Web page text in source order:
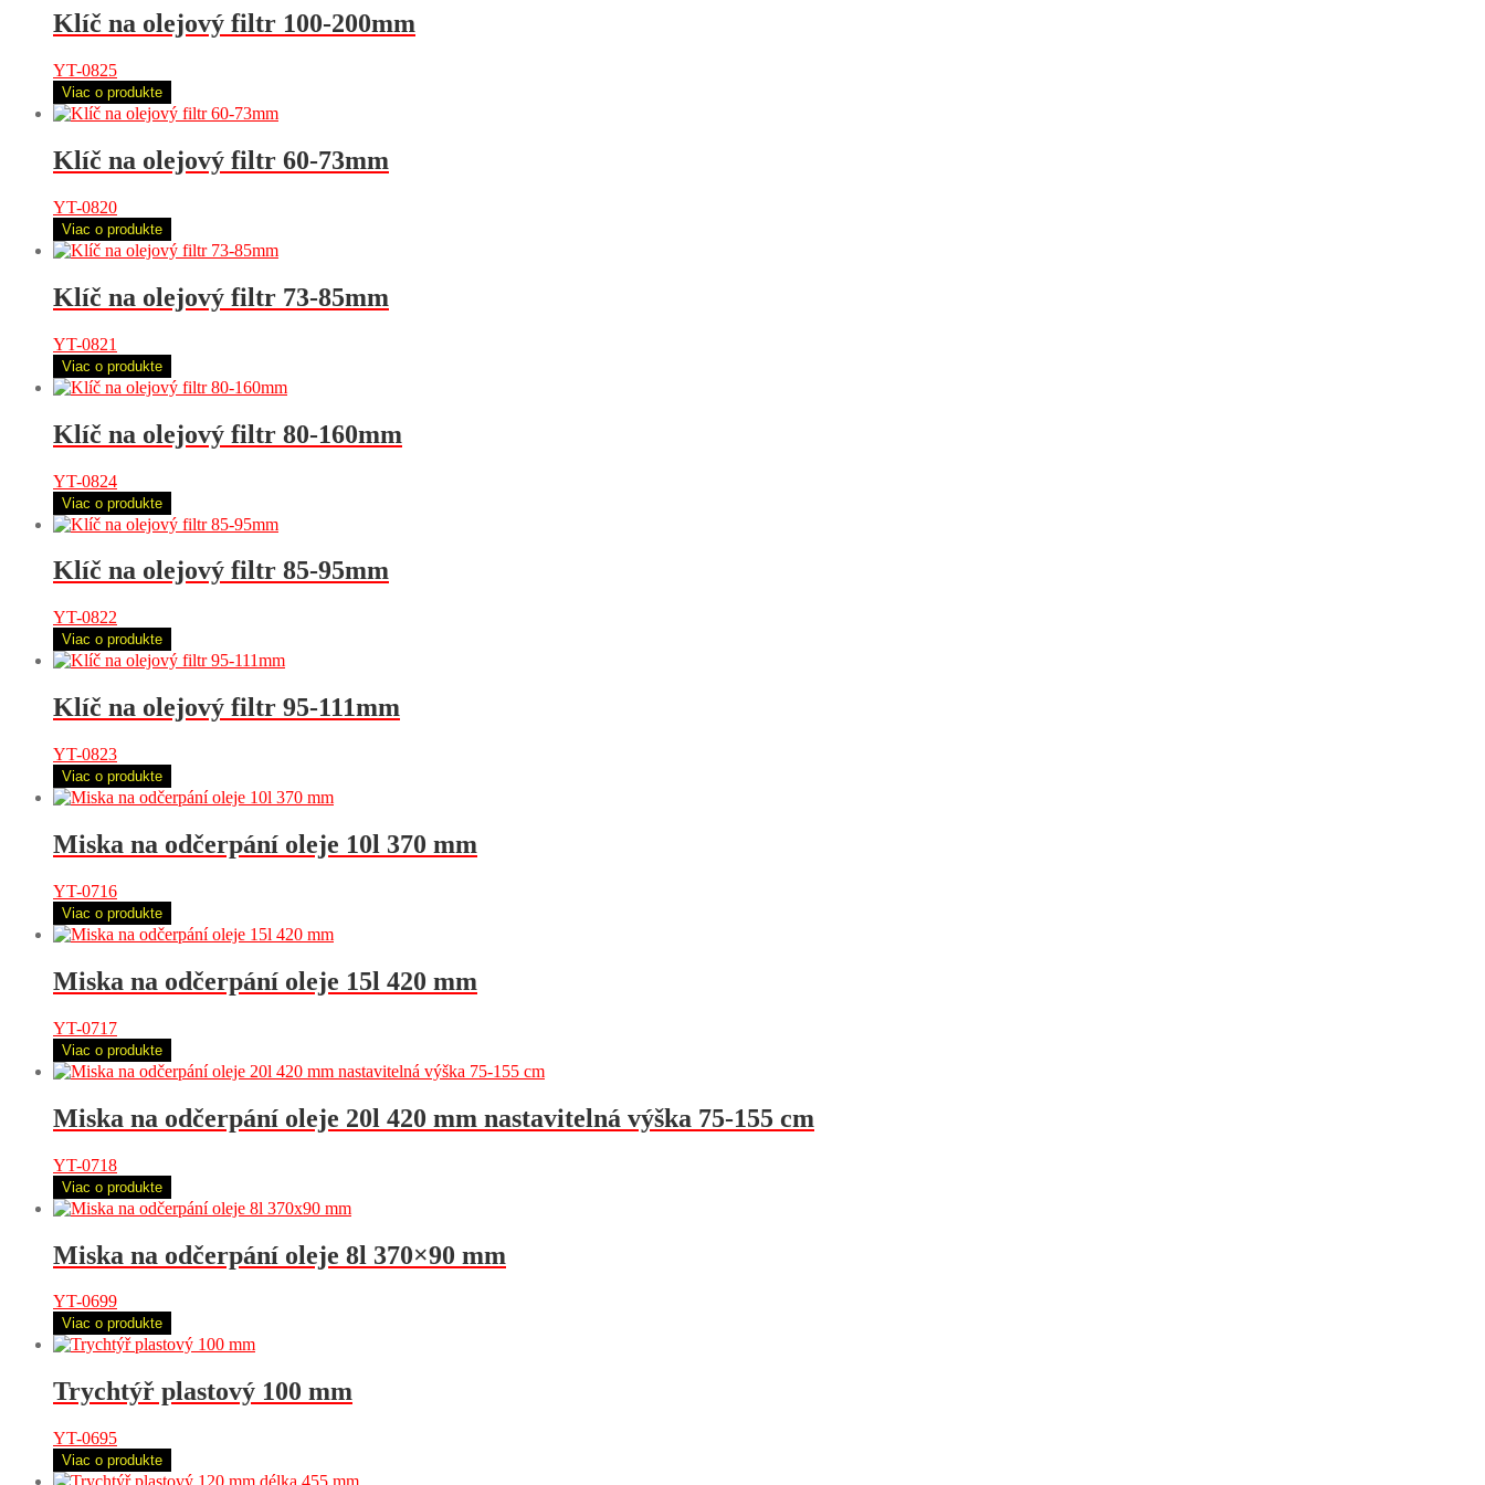
Klíč na olejový filtr 100-200mm
YT-0825
Viac o produkte
Klíč na olejový filtr 60-73mm
YT-0820
Viac o produkte
Klíč na olejový filtr 73-85mm
YT-0821
Viac o produkte
Klíč na olejový filtr 80-160mm
YT-0824
Viac o produkte
Klíč na olejový filtr 85-95mm
YT-0822
Viac o produkte
Klíč na olejový filtr 95-111mm
YT-0823
Viac o produkte
Miska na odčerpání oleje 10l 370 mm
YT-0716
Viac o produkte
Miska na odčerpání oleje 15l 420 mm
YT-0717
Viac o produkte
Miska na odčerpání oleje 20l 420 mm nastavitelná výška 75-155 cm
YT-0718
Viac o produkte
Miska na odčerpání oleje 8l 370×90 mm
YT-0699
Viac o produkte
Trychtýř plastový 100 mm
YT-0695
Viac o produkte